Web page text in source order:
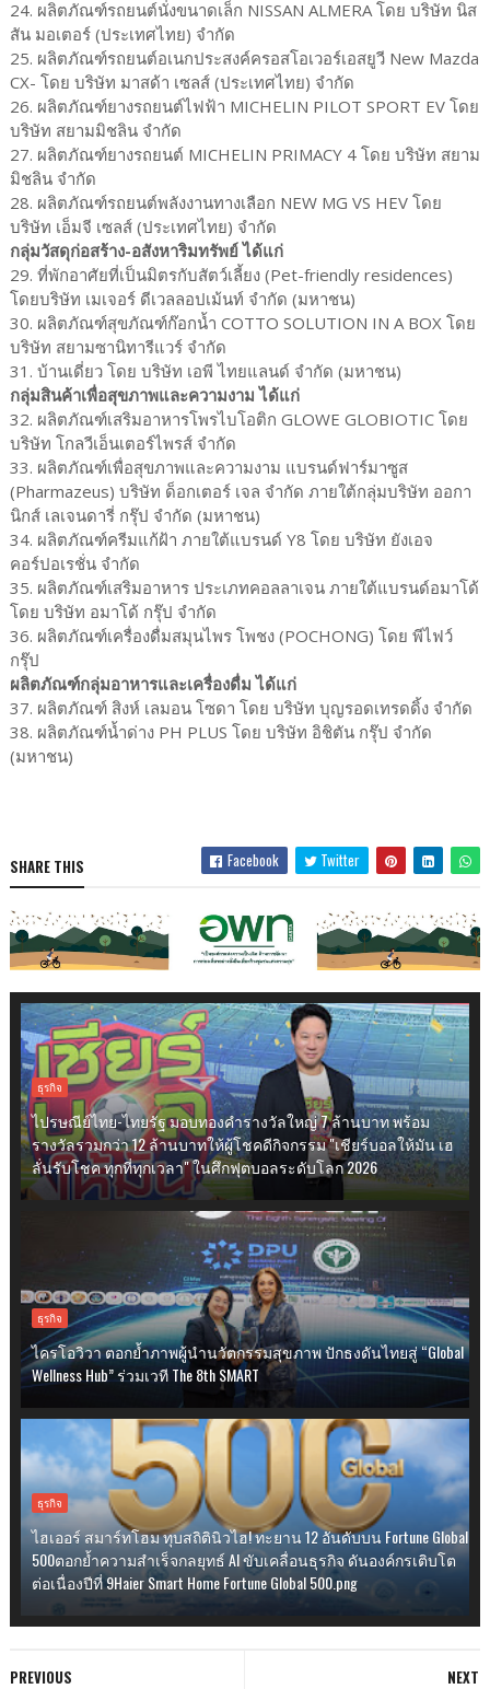
24. ผลิตภัณฑ์รถยนต์นั่งขนาดเล็ก NISSAN ALMERA โดย บริษัท นิส
สัน มอเตอร์ (ประเทศไทย) จํากัด
25. ผลิตภัณฑ์รถยนต์อเนกประสงค์ครอสโอเวอร์เอสยูวี New Mazda
CX- โดย บริษัท มาสด้า เซลส์ (ประเทศไทย) จำกัด
26. ผลิตภัณฑ์ยางรถยนต์ไฟฟ้า MICHELIN PILOT SPORT EV โดย
บริษัท สยามมิชลิน จำกัด
27. ผลิตภัณฑ์ยางรถยนต์ MICHELIN PRIMACY 4 โดย บริษัท สยาม
มิชลิน จำกัด
28. ผลิตภัณฑ์รถยนต์พลังงานทางเลือก NEW MG VS HEV โดย
บริษัท เอ็มจี เซลส์ (ประเทศไทย) จำกัด
กลุ่มวัสดุก่อสร้าง-อสังหาริมทรัพย์ ได้แก่
29. ที่พักอาศัยที่เป็นมิตรกับสัตว์เลี้ยง (Pet-friendly residences)
โดยบริษัท เมเจอร์ ดีเวลลอปเม้นท์ จำกัด (มหาชน)
30. ผลิตภัณฑ์สุขภัณฑ์ก๊อกน้ำ COTTO SOLUTION IN A BOX โดย
บริษัท สยามซานิทารีแวร์ จำกัด
31. บ้านเดี่ยว โดย บริษัท เอพี ไทยแลนด์ จำกัด (มหาชน)
กลุ่มสินค้าเพื่อสุขภาพและความงาม ได้แก่
32. ผลิตภัณฑ์เสริมอาหารโพรไบโอติก GLOWE GLOBIOTIC โดย
บริษัท โกลวีเอ็นเตอร์ไพรส์ จำกัด
33. ผลิตภัณฑ์เพื่อสุขภาพและความงาม แบรนด์ฟาร์มาซูส
(Pharmazeus) บริษัท ด็อกเตอร์ เจล จำกัด ภายใต้กลุ่มบริษัท ออกา
นิกส์ เลเจนดารี่ กรุ๊ป จำกัด (มหาชน)
34. ผลิตภัณฑ์ครีมแก้ฝ้า ภายใต้แบรนด์ Y8 โดย บริษัท ยังเอจ
คอร์ปอเรชั่น จำกัด
35. ผลิตภัณฑ์เสริมอาหาร ประเภทคอลลาเจน ภายใต้แบรนด์อมาโด้
โดย บริษัท อมาโด้ กรุ๊ป จำกัด
36. ผลิตภัณฑ์เครื่องดื่มสมุนไพร โพชง (POCHONG) โดย พีไฟว์
กรุ๊ป
ผลิตภัณฑ์กลุ่มอาหารและเครื่องดื่ม ได้แก่
37. ผลิตภัณฑ์ สิงห์ เลมอน โซดา โดย บริษัท บุญรอดเทรดดิ้ง จำกัด
38. ผลิตภัณฑ์น้ำด่าง PH PLUS โดย บริษัท อิชิตัน กรุ๊ป จำกัด
(มหาชน)
SHARE THIS Facebook Twitter
ธุรกิจ
ไปรษณีย์ไทย-ไทยรัฐ มอบทองคำรางวัลใหญ่ 7 ล้านบาท พร้อม
รางวัลรวมกว่า 12 ล้านบาทให้ผู้โชคดีกิจกรรม "เชียร์บอลให้มัน เฮ
ลั่นรับโชค ทุกที่ทุกเวลา" ในศึกฟุตบอลระดับโลก 2026
ธุรกิจ
ไครโอวิวา ตอกย้ำภาพผู้นำนวัตกรรมสุขภาพ ปักธงดันไทยสู่ “Global
Wellness Hub” ร่วมเวที The 8th SMART
ธุรกิจ
ไฮเออร์ สมาร์ทโฮม ทุบสถิตินิวไฮ! ทะยาน 12 อันดับบน Fortune Global
500ตอกย้ำความสำเร็จกลยุทธ์ AI ขับเคลื่อนธุรกิจ ดันองค์กรเติบโต
ต่อเนื่องปีที่ 9Haier Smart Home Fortune Global 500.png
NEXT
PREVIOUS